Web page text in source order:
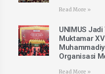
Read More »
UNIMUS
Muktamar
Organisasi
Read More »